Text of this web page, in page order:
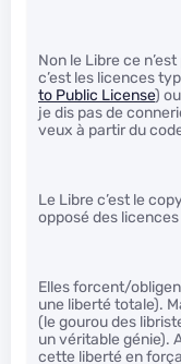
Non le Libre ce
c’est les licences
to Public License)
je dis pas de
veux à partir du
Le Libre c’est le
opposé des
Elles forcent/
une liberté totale).
(le gourou des
un véritable génie).
cette liberté en